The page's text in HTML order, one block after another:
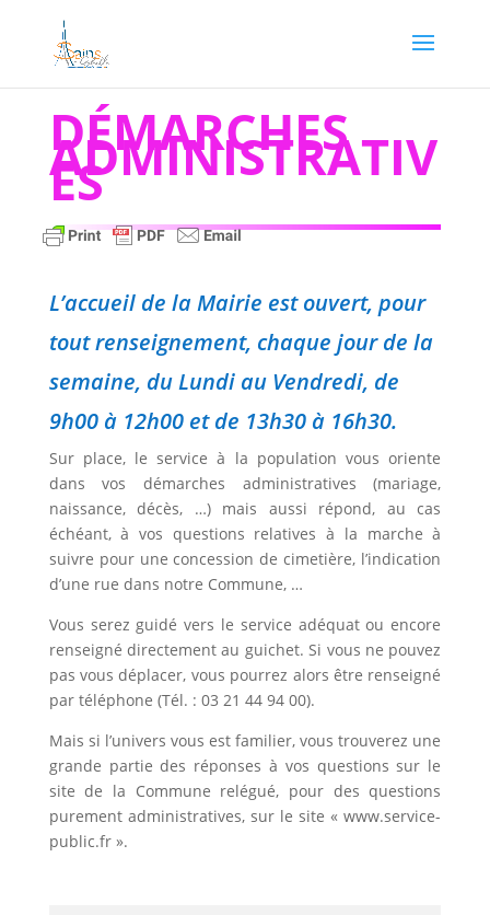
DÉMARCHES
ADMINISTRATIV
ES
L’accueil de la Mairie est ouvert, pour
tout renseignement, chaque jour de la
semaine, du Lundi au Vendredi, de
9h00 à 12h00 et de 13h30 à 16h30.
Sur place, le service à la population vous oriente
dans vos démarches administratives (mariage,
naissance, décès, …) mais aussi répond, au cas
échéant, à vos questions relatives à la marche à
suivre pour une concession de cimetière, l’indication
d’une rue dans notre Commune, …
Vous serez guidé vers le service adéquat ou encore
renseigné directement au guichet. Si vous ne pouvez
pas vous déplacer, vous pourrez alors être renseigné
par téléphone (Tél. : 03 21 44 94 00).
Mais si l’univers vous est familier, vous trouverez une
grande partie des réponses à vos questions sur le
site de la Commune relégué, pour des questions
purement administratives, sur le site « www.service-
public.fr ».